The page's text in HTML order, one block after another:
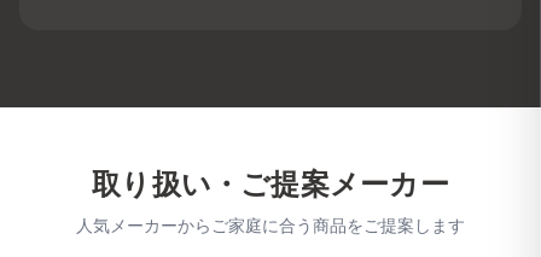
取り扱い・ご提案メーカー
人気メーカーからご家庭に合う商品をご提案します